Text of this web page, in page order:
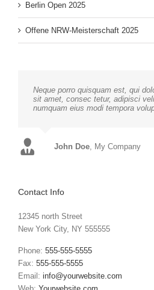
Berlin Open 2025
Offene NRW-Meisterschaft 2025
Neque porro quisquam est, qui
sit amet, consec tetur, adipisci
numquam eius modi tempora
John Doe, My Company
Luke Beck Theme Fusion
Contact Info
12345 north Street
New York City, NY 555555
Phone: 555-555-5555
Fax: 555-555-5555
Email: info@yourwebsite.com